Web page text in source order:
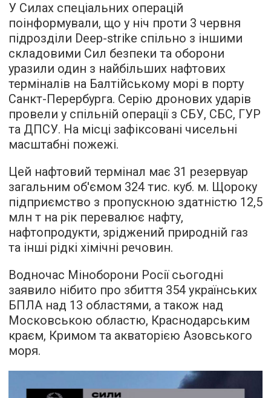
У Силах спеціальних операцій
поінформували, що у ніч проти 3 червня
підрозділи Deep-strike спільно з іншими
складовими Сил безпеки та оборони
уразили один з найбільших нафтових
терміналів на Балтійському морі в порту
Санкт-Перербурга. Серію дронових ударів
провели у спільній операції з СБУ, СБС, ГУР
та ДПСУ. На місці зафіксовані чисельні
масштабні пожежі.
Цей нафтовий термінал має 31 резервуар
загальним об'ємом 324 тис. куб. м. Щороку
підприємство з пропускною здатністю 12,5
млн т на рік перевалює нафту,
нафтопродукти, зріджений природній газ
та інші рідкі хімічні речовин.
Водночас Міноборони Росії сьогодні
заявило нібито про збиття 354 українських
БПЛА над 13 областями, а також над
Московською областю, Краснодарським
краєм, Кримом та акваторією Азовського
моря.